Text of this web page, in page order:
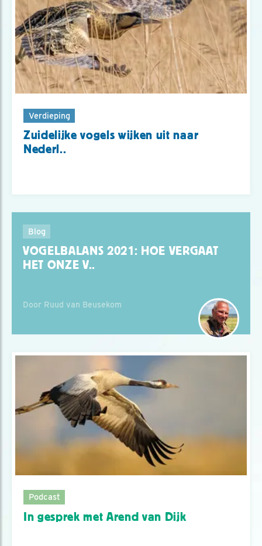
Verdieping
Zuidelijke vogels wijken uit naar
Nederl..
Blog
VOGELBALANS 2021: HOE VERGAAT
HET ONZE V..
Door Ruud van Beusekom
Podcast
In gesprek met Arend van Dijk